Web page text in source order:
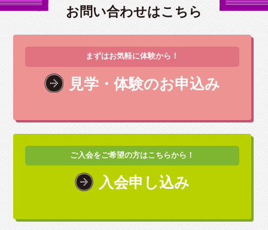
お問い合わせはこちら
まずはお気軽に体験から！
見学・体験のお申込み
ご入会をご希望の方はこちらから！
入会申し込み